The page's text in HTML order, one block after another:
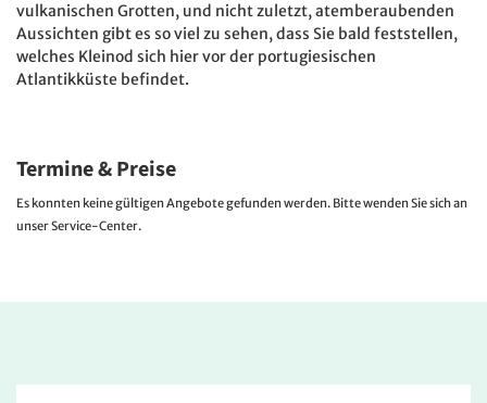
vulkanischen Grotten, und nicht zuletzt, atemberaubenden
Aussichten gibt es so viel zu sehen, dass Sie bald feststellen,
welches Kleinod sich hier vor der portugiesischen
Atlantikküste befindet.
Termine & Preise
Es konnten keine gültigen Angebote gefunden werden. Bitte wenden Sie sich an
unser Service-Center.